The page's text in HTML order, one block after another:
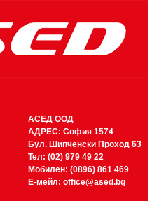
АСЕД ООД
АДРЕС: София 1574
Бул. Шипченски Проход 63
Тел: (02) 979 49 22
Мобилен: (0896) 861 469
Е-мейл: office@ased.bg